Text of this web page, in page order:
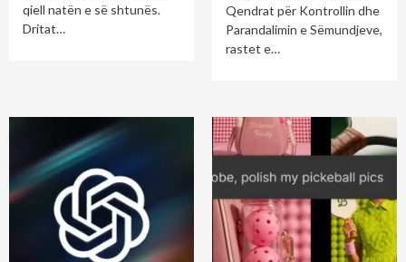
qiell natën e së shtunës.
Dritat…
Qendrat për Kontrollin dhe
Parandalimin e Sëmundjeve,
rastet e…